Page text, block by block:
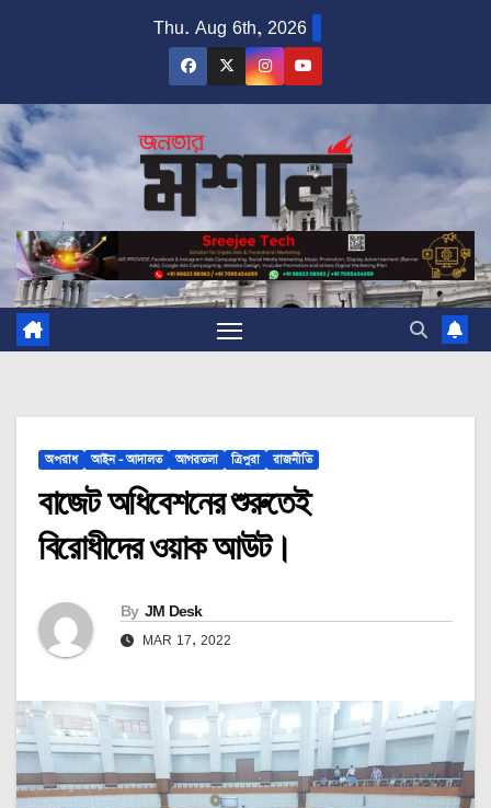
Thu. Aug 6th, 2026
অপরাধ আইন - আদালত আগরতলা ত্রিপুরা রাজনীতি
বাজেট অধিবেশনের শুরুতেই
বিরোধীদের ওয়াক আউট।
By JM Desk
MAR 17, 2022